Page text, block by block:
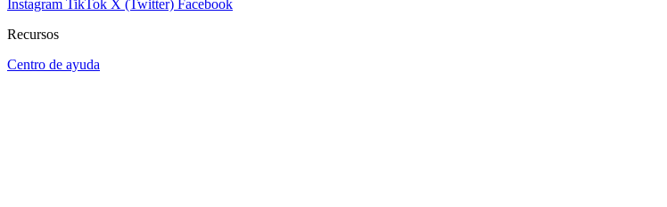
Instagram TikTok X (Twitter) Facebook
Recursos
Centro de ayuda